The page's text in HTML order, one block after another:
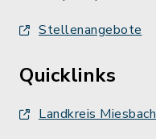
Stellenangebote
Quicklinks
Landkreis Miesbach